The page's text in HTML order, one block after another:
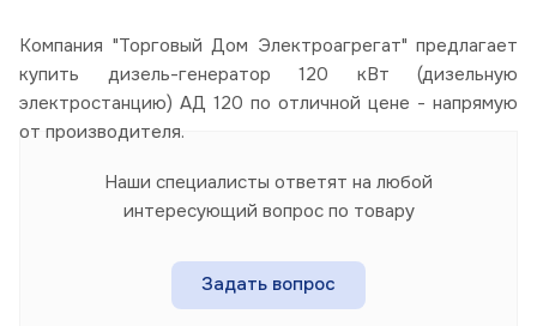
Компания "Торговый Дом Электроагрегат" предлагает
купить дизель-генератор 120 кВт (дизельную
электростанцию) АД 120 по отличной цене - напрямую
от производителя.
Наши специалисты ответят на любой
интересующий вопрос по товару
Задать вопрос